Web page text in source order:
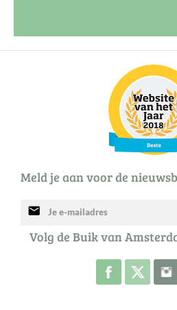
Meld je aan voor de
mail
Volg de Buik van
Volg de Buik